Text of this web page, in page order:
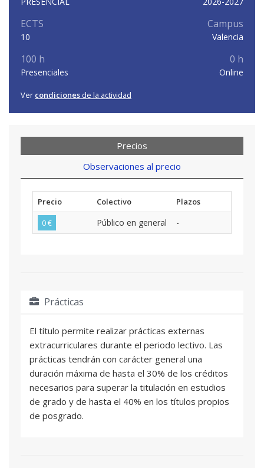
ECTS
10
Campus
Valencia
100 h
Presenciales
0 h
Online
Ver condiciones de la actividad
Precios
Observaciones al precio
Precio Colectivo
Plazos
0 €
Público en general -
Prácticas
El título permite realizar prácticas externas
extracurriculares durante el periodo lectivo. Las
prácticas tendrán con carácter general una
duración máxima de hasta el 30% de los créditos
necesarios para superar la titulación en estudios
de grado y de hasta el 40% en los títulos propios
de posgrado.